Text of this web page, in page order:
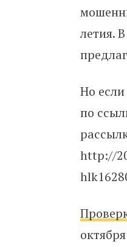
летия.
Но
по
http://